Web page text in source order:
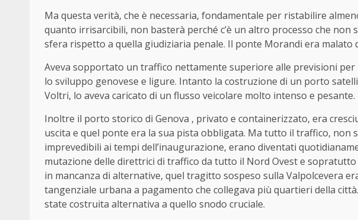
Ma questa verità, che è necessaria, fondamentale per ristabilire
quanto irrisarcibili, non basterà perché c’è un altro processo che non
sfera rispetto a quella giudiziaria penale. Il ponte Morandi era malato
Aveva sopportato un traffico nettamente superiore alle previsioni
lo sviluppo genovese e ligure. Intanto la costruzione di un porto
Voltri, lo aveva caricato di un flusso veicolare molto intenso e pesante.
Inoltre il porto storico di Genova , privato e containerizzato, era
uscita e quel ponte era la sua pista obbligata. Ma tutto il traffico, non
imprevedibili ai tempi dell’inaugurazione, erano diventati
mutazione delle direttrici di traffico da tutto il Nord Ovest e sopratutto
in mancanza di alternative, quel tragitto sospeso sulla Valpolcevera
tangenziale urbana a pagamento che collegava più quartieri della
state costruita alternativa a quello snodo cruciale.